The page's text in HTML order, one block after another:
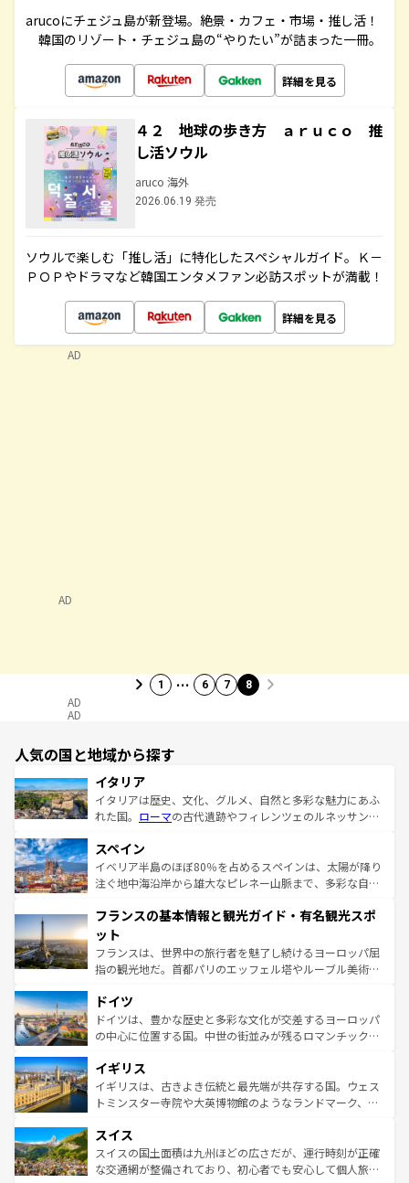
arucoにチェジュ島が新登場。絶景・カフェ・市場・推し活！
韓国のリゾート・チェジュ島の“やりたい”が詰まった一冊。
詳細を見る
４２ 地球の歩き方 ａｒｕｃｏ 推
し活ソウル
aruco 海外
2026.06.19 発売
ソウルで楽しむ「推し活」に特化したスペシャルガイド。Ｋ－
ＰＯＰやドラマなど韓国エンタメファン必訪スポットが満載！
詳細を見る
AD
1 … 6 7 8
AD
AD
人気の国と地域から探す
イタリア
イタリアは歴史、文化、グルメ、自然と多彩な魅力にあふ
れた国。 ローマの古代遺跡やフィレンツェのルネッサンス
ろん、トスカーナの美しい田園風景やアマルフィ海岸の絶
景など、自然景観も見逃せない。観光の合間には、本場の
ピザやパスタなど、絶品のイタリア料理を堪能することも
ませてくれるイタリアで、忘れられない旅をしてみよう！
なお、新着のイタリア情報は
しい。
スペイン
イベリア半島のほぼ80％を占めるスペインは、太陽が降り
注ぐ地中海沿岸から雄大なピレネー山脈まで、多彩な自然
文化が根付くこの国では、情熱的なフラメンコ、熱気あふ
れる闘牛、そして美味しいタパスが生活の一部となってい
る。首都マドリードの洗練された雰囲気や、バルセロナの
アートに溢れた街角から、地方では古代ローマ遺跡や中世
せる。地方によって風土や気候が異なるスペインはその個
性で訪れる人を魅了する。 なお、新着のスペイン情報は コ
ンテンツ一覧を参照してほしい。
フランスの基本情報と観光ガイド・有名観光スポ
ット
フランスは、世界中の旅行者を魅了し続けるヨーロッパ屈
指の観光地だ。首都パリのエッフェル塔やルーブル美術館
で、幅広い魅力が詰まっている。華麗な宮殿、歴史的な大
聖堂、美しいビーチ、そして豊かな自然が、訪れる者を心
から魅了する。また、フランスは美食の国としても知ら
いる。シャンパンの発祥地であるランス、プロヴァンスの
香り高いラベンダー畑など、多彩な楽しみ方が可能だ。さ
らに、パリ以外の地域にも魅力が溢れており、どの街角に
れる地方に足を運ぶとそれぞれで全く異なる文化を体験で
きるだろう。 なお、新着のフランス情報はコンテンツ一覧
を参照してほしい。
ドイツ
ドイツは、豊かな歴史と多彩な文化が交差するヨーロッパ
の中心に位置する国。中世の街並みが残るロマンチック街
顔を持つこの国は、どこを歩いても飽きることがない。ベ
ルリンの文化的活気、バイエルン州のアルプスの絶景、そ
してライン川沿いのワイン畑といった風景は必見。ビール
は、お酒好きな人にはぜひ体験してほしい。 なお、新着の
ドイツ情報はコンテンツ一覧を参照してほしい。
イギリス
イギリスは、古きよき伝統と最先端が共存する国。ウェス
トミンスター寺院や大英博物館のようなランドマーク、歴
リアごとに異なる魅力がある。また、優雅なアフタヌーン
ティー、ビール好きにはたまらない英国パブ、サッカー観
戦など、本場だからこそできる体験も豊富。イギリスを旅
スイス
スイスの国土面積は九州ほどの広さだが、運行時刻が正確
な交通網が整備されており、初心者でも安心して個人旅行
AD